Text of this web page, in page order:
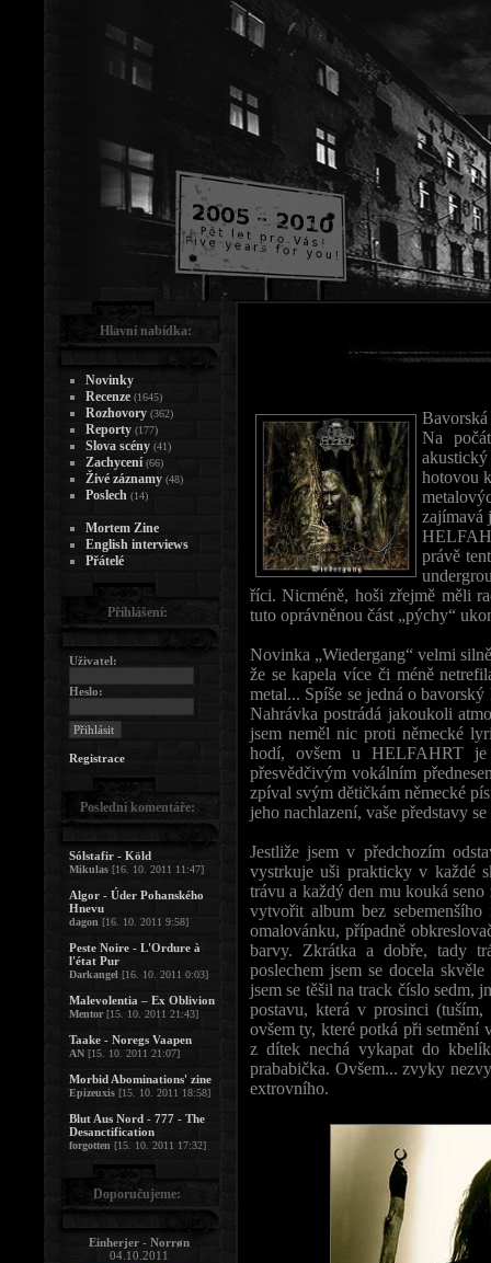
Na
hotovou
zajímavá
právě
říci. Nicméně, hoši zřejmě měli
tuto oprávněnou část „pýchy“
Novinka „Wiedergang“ velmi
že se kapela více či méně
metal... Spíše se jedná o
Nahrávka postrádá jakoukoli
jsem neměl nic proti německé
hodí, ovšem u HELFAHRT
přesvědčivým vokálním
zpíval svým dětičkám německé
jeho nachlazení, vaše představy
Jestliže jsem v předchozím
vystrkuje uši prakticky v každé
trávu a každý den mu kouká
vytvořit album bez
omalovánku, případně
barvy. Zkrátka a dobře, tady
poslechem jsem se docela
jsem se těšil na track číslo sedm,
postavu, která v prosinci
ovšem ty, které potká při setmění
z dítek nechá vykapat do
prababička. Ovšem... zvyky
extrovního.
Hlavní nabídka:
Novinky
Recenze (1645)
Rozhovory (362)
Reporty (177)
Slova scény (41)
Zachycení (66)
Živé záznamy (48)
Poslech (14)
Mortem Zine
English interviews
Přátelé
Přihlášení:
Uživatel:
Heslo:
Registrace
Poslední komentáře:
Sólstafir - Köld
Mikulas [16. 10. 2011 11:47]
Algor - Úder Pohanského
Hnevu
dagon [16. 10. 2011 9:58]
Peste Noire - L'Ordure à
l'état Pur
Darkangel [16. 10. 2011 0:03]
Malevolentia – Ex Oblivion
Mentor[15. 10. 2011 21:43]
Taake - Noregs Vaapen
AN [15. 10. 2011 21:07]
Morbid Abominations' zine
Epizeuxis [15. 10. 2011 18:58]
Blut Aus Nord - 777 - The
Desanctification
forgotten [15. 10. 2011 17:32]
Doporučujeme:
Einherjer - Norrøn
04.10.2011